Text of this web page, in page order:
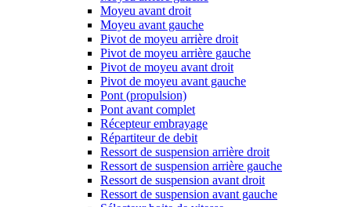
Moyeu avant droit
Moyeu avant gauche
Pivot de moyeu arrière droit
Pivot de moyeu arrière gauche
Pivot de moyeu avant droit
Pivot de moyeu avant gauche
Pont (propulsion)
Pont avant complet
Récepteur embrayage
Répartiteur de debit
Ressort de suspension arrière droit
Ressort de suspension arrière gauche
Ressort de suspension avant droit
Ressort de suspension avant gauche